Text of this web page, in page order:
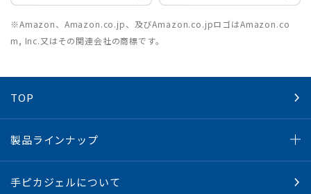
※Amazon、Amazon.co.jp、及びAmazon.co.jpロゴはAmazon.co
m, Inc.又はその関連会社の商標です。
TOP
製品ラインナップ
手ピカジェルについて